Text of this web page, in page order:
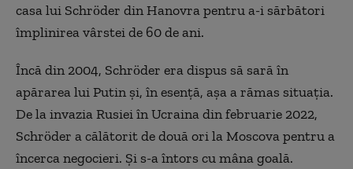
casa lui Schröder din Hanovra pentru a-i sărbători
împlinirea vârstei de 60 de ani.
Încă din 2004, Schröder era dispus să sară în
apărarea lui Putin și, în esență, așa a rămas situația.
De la invazia Rusiei în Ucraina din februarie 2022,
Schröder a călătorit de două ori la Moscova pentru a
încerca negocieri. Și s-a întors cu mâna goală.